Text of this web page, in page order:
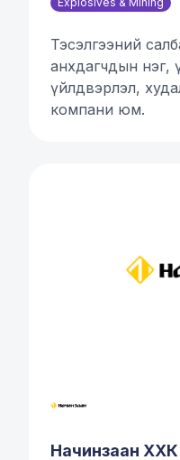
Тэсэлгээний
анхдагчдын нэг,
үйлдвэрлэл,
компани юм.
Начинзаан ХХК